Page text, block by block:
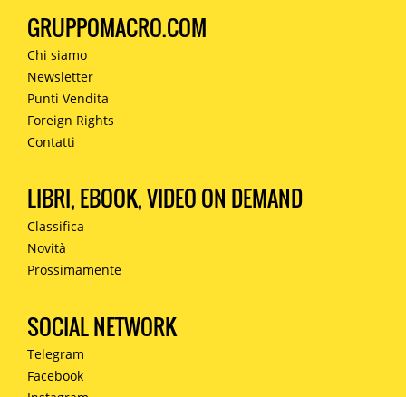
GRUPPOMACRO.COM
Chi siamo
Newsletter
Punti Vendita
Foreign Rights
Contatti
LIBRI, EBOOK, VIDEO ON DEMAND
Classifica
Novità
Prossimamente
SOCIAL NETWORK
Telegram
Facebook